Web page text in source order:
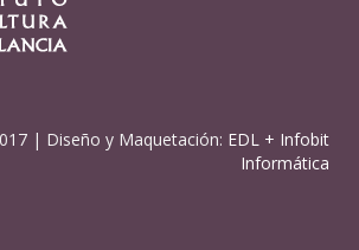
| Diseño y Maquetación: EDL + Infobit
Informática